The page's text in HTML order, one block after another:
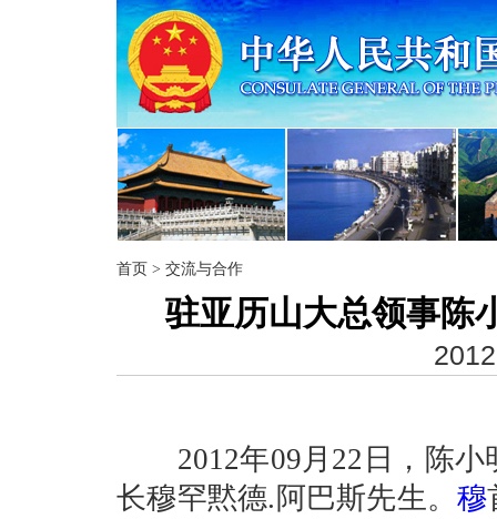
首页 > 交流与合作
驻亚历山大总领事陈
2012年09月 22 日 ，陈
长穆罕黙德. 阿巴斯先生。 穆